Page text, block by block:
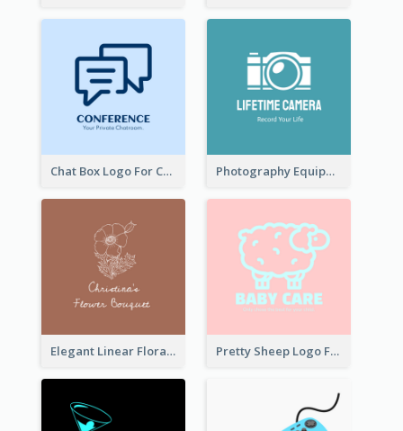
Chat Box Logo For Chatroom Services Photography Equipment Graphic Logo In Monochrome
Elegant Linear Floral Logo Pretty Sheep Logo For Baby Care Products